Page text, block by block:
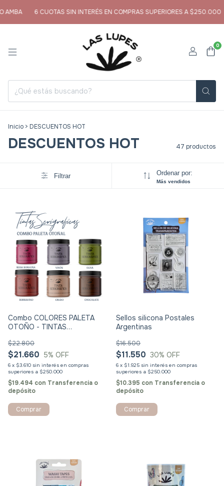
6 CUOTAS SIN INTERÉS EN COMPRAS SUPERIORES A $250.000 ENVIO
0
Inicio > DESCUENTOS HOT
DESCUENTOS HOT 47 productos
Filtrar Ordenar por:
Más vendidos
Combo COLORES PALETA
OTOÑO - TINTAS
$21.660
$22.800
5% OFF
6 x $3.610 sin interés
$19.494 con Transferencia o
depósito
Sellos silicona Postales
Argentinas
$11.550
$16.500
30% OFF
6 x $1.925 sin interés
$10.395 con Transferencia o
depósito